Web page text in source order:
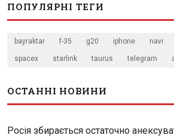
ПОПУЛЯРНІ ТЕГИ
bayraktar f-35 g20 iphone navi
spacex starlink taurus telegram
ОСТАННІ НОВИНИ
Росія збирається остаточно